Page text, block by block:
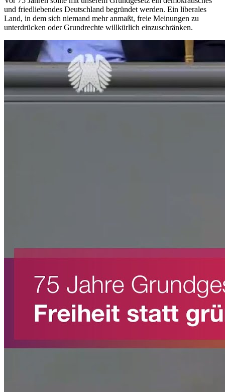
und friedliebendes Deutschland begründet werden. Ein liberales
Land, in dem sich niemand mehr anmaßt, freie Meinungen zu
unterdrücken oder Grundrechte willkürlich einzuschränken.